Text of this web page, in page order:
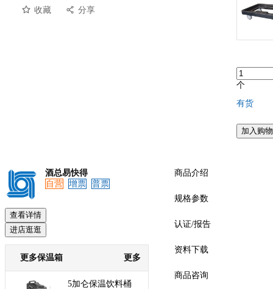
预览
收藏 分享
个
有货
加入购
酒总易快得
自营
增票 普票
查看详情
进店逛逛
更多保温箱 更多
5加仑保温饮料桶
商品介绍
规格参数
认证/报告
资料下载
商品咨询